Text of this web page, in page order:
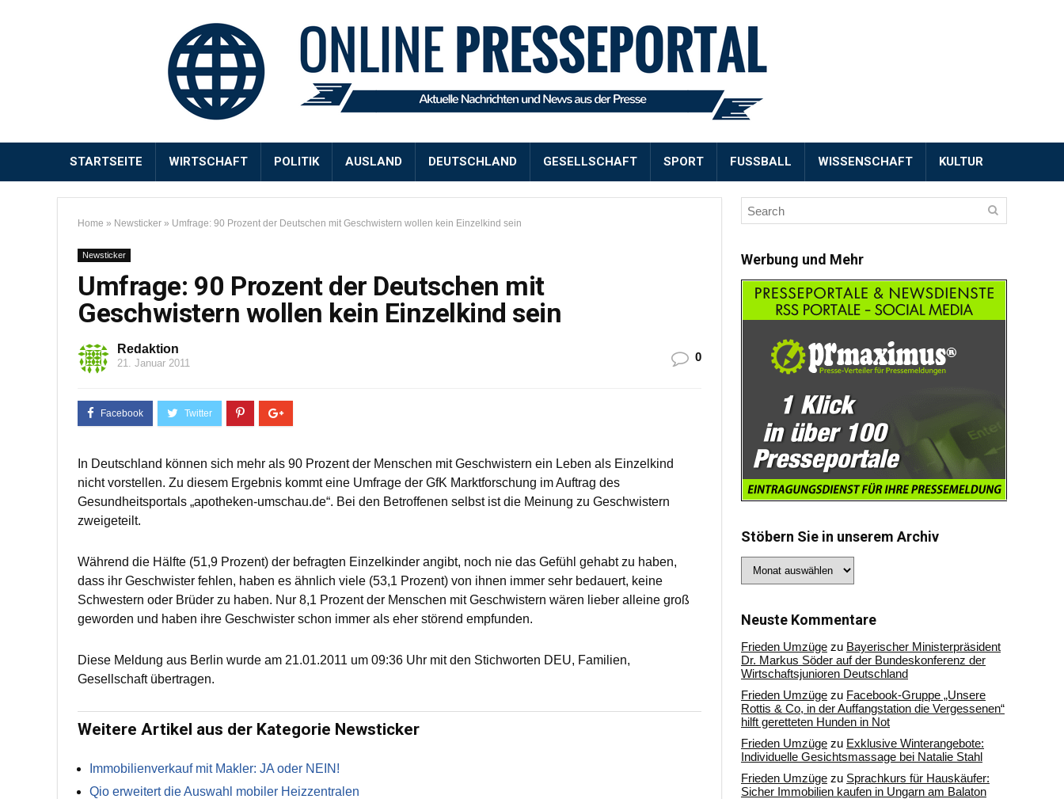
STARTSEITE WIRTSCHAFT POLITIK AUSLAND DEUTSCHLAND GESELLSCHAFT SPORT FUSSBALL WISSENSCHAFT KULTUR
Home » Newsticker » Umfrage: 90 Prozent der Deutschen mit Geschwistern wollen kein Einzelkind sein
Newsticker
Umfrage: 90 Prozent der Deutschen mit
Geschwistern wollen kein Einzelkind sein
Redaktion
21. Januar 2011 0
In Deutschland können sich mehr als 90 Prozent der Menschen mit Geschwistern ein Leben als Einzelkind
nicht vorstellen. Zu diesem Ergebnis kommt eine Umfrage der GfK Marktforschung im Auftrag des
Gesundheitsportals „apotheken-umschau.de“. Bei den Betroffenen selbst ist die Meinung zu Geschwistern
zweigeteilt.
Während die Hälfte (51,9 Prozent) der befragten Einzelkinder angibt, noch nie das Gefühl gehabt zu haben,
dass ihr Geschwister fehlen, haben es ähnlich viele (53,1 Prozent) von ihnen immer sehr bedauert, keine
Schwestern oder Brüder zu haben. Nur 8,1 Prozent der Menschen mit Geschwistern wären lieber alleine groß
geworden und haben ihre Geschwister schon immer als eher störend empfunden.
Diese Meldung aus Berlin wurde am 21.01.2011 um 09:36 Uhr mit den Stichworten DEU, Familien,
Gesellschaft übertragen.
Weitere Artikel aus der Kategorie Newsticker
Immobilienverkauf mit Makler: JA oder NEIN!
Qio erweitert die Auswahl mobiler Heizzentralen
Werbung und Mehr
Stöbern Sie in unserem Archiv
Sie
Archiv
Neuste Kommentare
Frieden Umzüge zu Bayerischer Ministerpräsident
Dr. Markus Söder auf der Bundeskonferenz der
Wirtschaftsjunioren Deutschland
Frieden Umzüge zu Facebook-Gruppe „Unsere
Rottis & Co, in der Auffangstation die Vergessenen“
hilft geretteten Hunden in Not
Frieden Umzüge zu Exklusive Winterangebote:
Individuelle Gesichtsmassage bei Natalie Stahl
Frieden Umzüge zu Sprachkurs für Hauskäufer:
Sicher Immobilien kaufen in Ungarn am Balaton